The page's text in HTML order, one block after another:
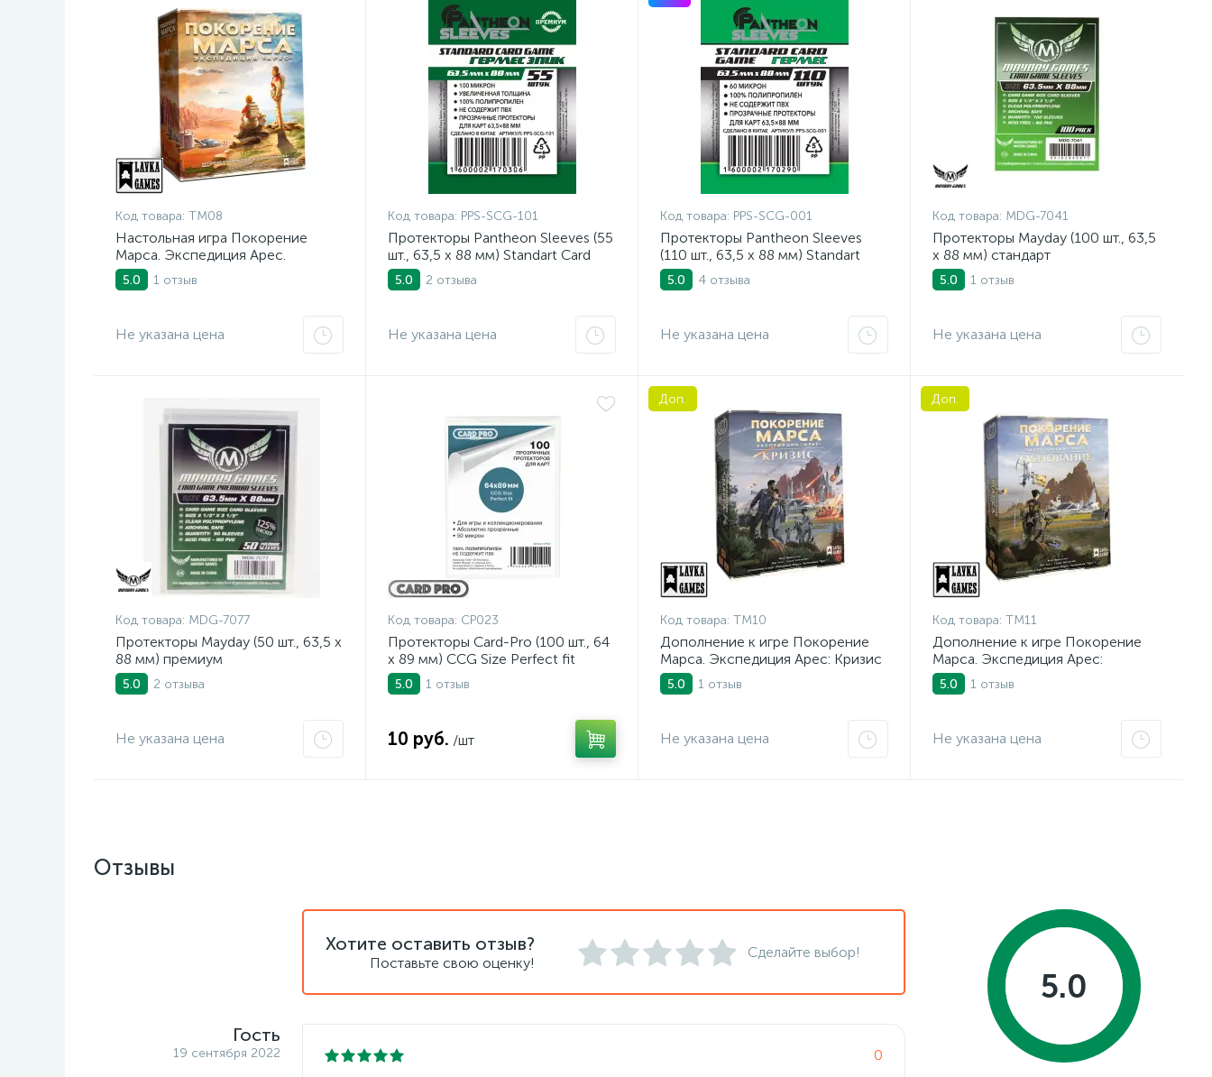
Код товара: ТМ08
Настольная игра Покорение
Марса. Экспедиция Арес.
Коллекционное издание
5.0 1 отзыв
Не указана цена
Код товара: PPS-SCG-101
Протекторы Pantheon Sleeves (55
шт., 63,5 x 88 мм) Standart Card
Game Гермес Эпик
5.0 2 отзыва
Не указана цена
Код товара: PPS-SCG-001
Протекторы Pantheon Sleeves
(110 шт., 63,5 x 88 мм) Standart
Card Game Гермес
5.0 4 отзыва
Не указана цена
Код товара: MDG-7041
Протекторы Mayday (100 шт., 63,5
x 88 мм) стандарт
5.0 1 отзыв
Не указана цена
Код товара: MDG-7077
Протекторы Mayday (50 шт., 63,5 x
88 мм) премиум
5.0 2 отзыва
Не указана цена
Код товара: СР023
Протекторы Card-Pro (100 шт., 64
x 89 мм) CCG Size Perfect fit
5.0 1 отзыв
10 руб. /шт
Доп.
Код товара: ТМ10
Дополнение к игре Покорение
Марса. Экспедиция Арес: Кризис
5.0 1 отзыв
Не указана цена
Доп.
Код товара: ТМ11
Дополнение к игре Покорение
Марса. Экспедиция Арес:
Основание
5.0 1 отзыв
Не указана цена
Отзывы
Хотите оставить отзыв?
Поставьте свою оценку!
Сделайте выбор!
Гость
19 сентября 2022 0
5.0